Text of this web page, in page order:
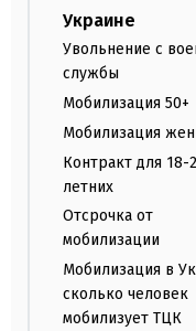
Украине
Увольнение с
службы
Мобилизация 50+
Мобилизация
Контракт для 18-
летних
Отсрочка от
мобилизации
Мобилизация в
сколько человек
мобилизует ТЦК